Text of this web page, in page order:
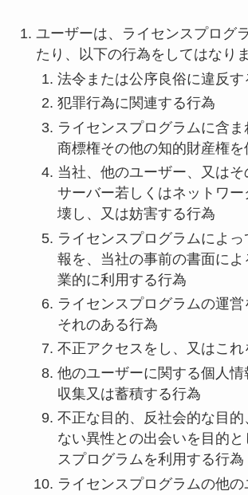
ユーザーは、ライセンスプログ
たり、以下の行為をしてはなりま
法令または公序良俗に違反す
犯罪行為に関連する行為
ライセンスプログラムに含ま
商標権その他の知的財産権
当社、他のユーザー、又は
サーバー若しくはネットワ
壊し、又は妨害する行為
ライセンスプログラムによ
報を、当社の事前の書面に
業的に利用する行為
ライセンスプログラムの運
それのある行為
不正アクセスをし、又はこ
他のユーザーに関する個人情
収集又は蓄積する行為
不正な目的、反社会的な目
ない異性との出会いを目的
スプログラムを利用する行為
ライセンスプログラムの他